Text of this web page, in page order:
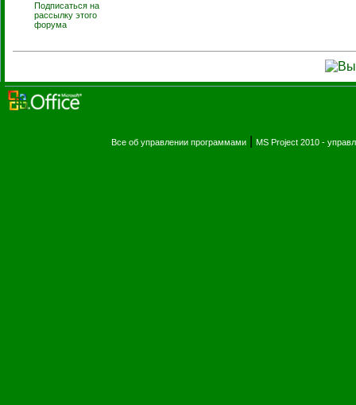
Подписаться на
рассылку этого
форума
Все об управлении программами MS Project 2010 -